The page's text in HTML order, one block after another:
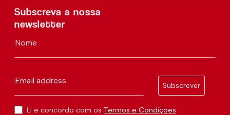
Subscreva a nossa
newsletter
Nome
Email address
Subscrever
Li e concordo com os Termos e Condições